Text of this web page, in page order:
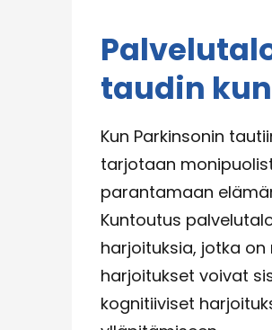
taudin
Kun Parkinsonin
tarjotaan
parantamaan
Kuntoutus
harjoituksia, jotka
harjoitukset voivat
kognitiiviset